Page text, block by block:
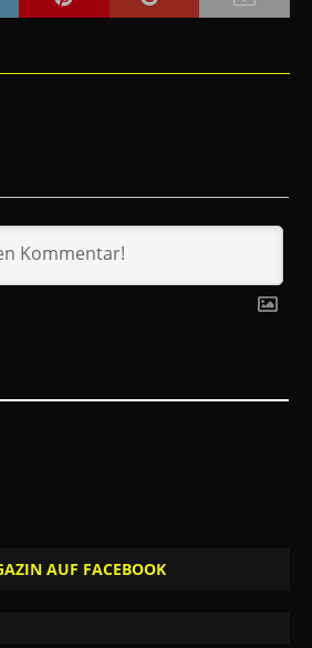
AUF FACEBOOK